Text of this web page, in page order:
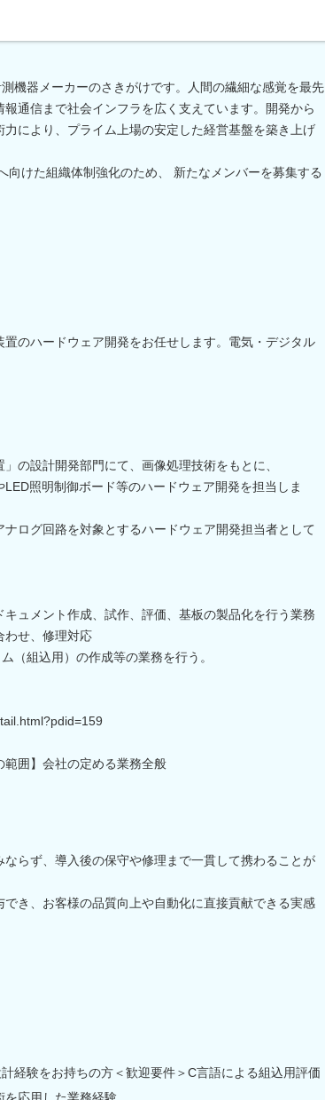
機器メーカーのさきがけです。人間の繊細な感覚を最先
通信まで社会インフラを広く支えています。開発から
により、プライム上場の安定した経営基盤を築き上げ
向けた組織体制強化のため、 新たなメンバーを募集する
のハードウェア開発をお任せします。電気・デジタル
の設計開発部門にて、画像処理技術をもとに、
照明制御ボード等のハードウェア開発を担当しま
ログ回路を対象とするハードウェア開発担当者として
キュメント作成、試作、評価、基板の製品化を行う業務
わせ、修理対応
ム（組込用）の作成等の業務を行う。
囲】会社の定める業務全般
らず、導入後の保守や修理まで一貫して携わることが
き、お客様の品質向上や自動化に直接貢献できる実感
経験をお持ちの方＜歓迎要件＞C言語による組込用評価
を応用した業務経験